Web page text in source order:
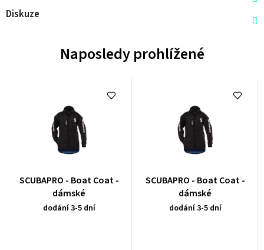
Diskuze
Naposledy prohlížené
Průměrné
hodnocení
produktu
SCUBAPRO - Boat Coat -
dámské
dodání 3-5 dní
Průměrné
hodnocení
produktu
SCUBAPRO - Boat Coat -
dámské
dodání 3-5 dní